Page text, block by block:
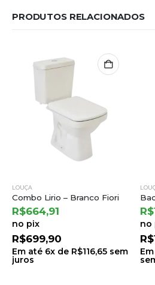
PRODUTOS RELACIONADOS
LOUÇA
Combo Lirio – Branco Fiori
R$664,91
no pix
R$699,90
Em até 6x de R$116,65 sem
juros
R$
no
R$